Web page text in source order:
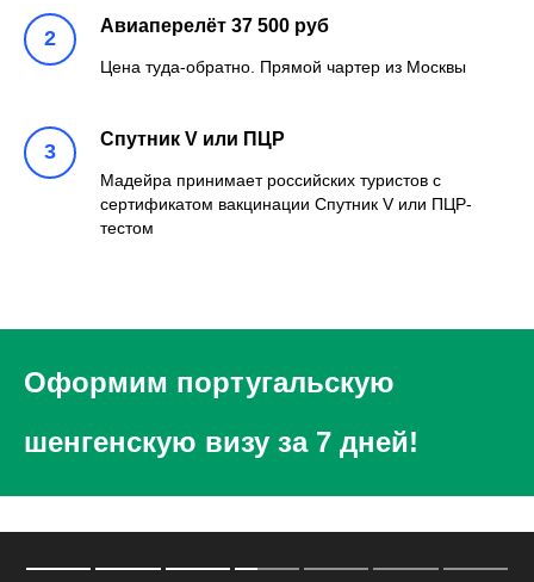
Авиаперелёт 37 500 руб
Цена туда-обратно. Прямой чартер из Москвы
Спутник V или ПЦР
Мадейра принимает российских туристов с
сертификатом вакцинации Спутник V или ПЦР-
тестом
Оформим португальскую
шенгенскую визу за 7 дней!